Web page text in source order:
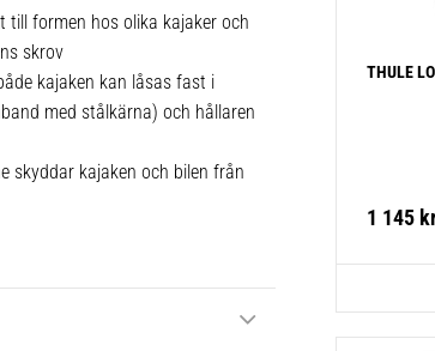
till formen hos olika kajaker och
skrov
kajaken kan låsas fast i
med stålkärna) och hållaren
skyddar kajaken och bilen från
THULE
1 145